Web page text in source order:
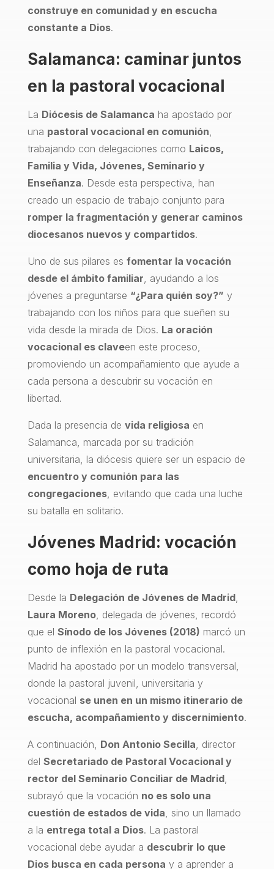
construye en comunidad y en escucha
constante a Dios.
Salamanca: caminar juntos
en la pastoral vocacional
La Diócesis de Salamanca ha apostado por
una pastoral vocacional en comunión
trabajando con delegaciones como Laicos,
Familia y Vida, Jóvenes, Seminario y
Enseñanza. Desde esta perspectiva, han
creado un espacio de trabajo conjunto para
romper la fragmentación y generar caminos
diocesanos nuevos y compartidos.
Uno de sus pilares es fomentar la vocación
desde el ámbito familiar , ayudando a los
jóvenes a preguntarse “¿Para quién soy?” y
trabajando con los niños para que sueñen su
vida desde la mirada de Dios. La oración
vocacional es claveen este proceso,
promoviendo un acompañamiento que ayude a
cada persona a descubrir su vocación en
libertad.
Dada la presencia de vida religiosa en
Salamanca, marcada por su tradición
universitaria, la diócesis quiere ser un espacio de
encuentro y comunión para las
congregaciones, evitando que cada una luche
su batalla en solitario.
Jóvenes Madrid: vocación
como hoja de ruta
Desde la Delegación de Jóvenes de Madrid,
Laura Moreno, delegada de jóvenes, recordó
que el Sínodo de los Jóvenes (2018) marcó un
punto de inflexión en la pastoral vocacional.
Madrid ha apostado por un modelo transversal,
donde la pastoral juvenil, universitaria y
vocacional se unen en un mismo itinerario de
escucha, acompañamiento y discernimiento.
A continuación, Don Antonio Secilla , director
del Secretariado de Pastoral Vocacional y
rector del Seminario Conciliar de Madrid,
subrayó que la vocación no es solo una
cuestión de estados de vida , sino un llamado
a la entrega total a Dios. La pastoral
vocacional debe ayudar a descubrir lo que
Dios busca en cada persona y a aprender a